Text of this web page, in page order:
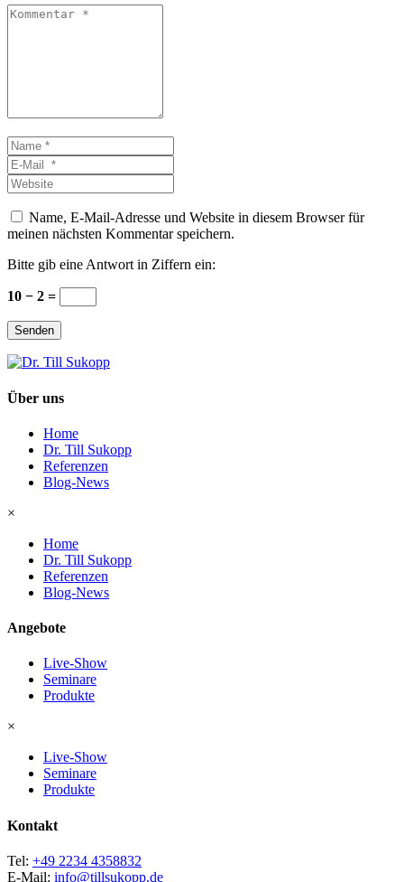
Kommentar
Name
*E-
Mail
*
Website
Name, E-Mail-Adresse und Website in diesem Browser für
meinen nächsten Kommentar speichern.
Bitte gib eine Antwort in Ziffern ein:
10 − 2 =
Senden
Über uns
Home
Dr. Till Sukopp
Referenzen
Blog-News
×
Home
Dr. Till Sukopp
Referenzen
Blog-News
Angebote
Live-Show
Seminare
Produkte
×
Live-Show
Seminare
Produkte
Kontakt
Tel: +49 2234 4358832
E-Mail: info@tillsukopp.de